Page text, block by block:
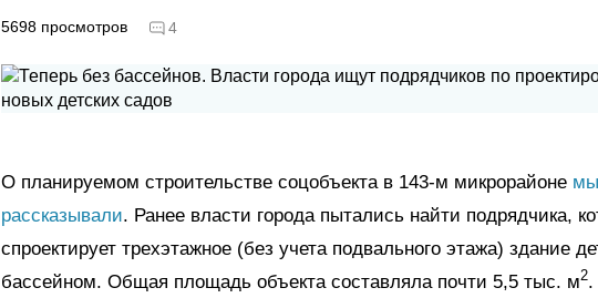
5698 просмотров 4
О планируемом строительстве соцобъекта в 143-м микрорайоне
рассказывали. Ранее власти города пытались найти подрядчика,
спроектирует трехэтажное (без учета подвального этажа) здание
бассейном. Общая площадь объекта составляла почти 5,5 тыс. м2.